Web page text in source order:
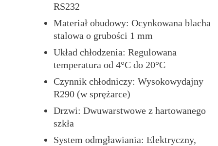
RS232
Materiał obudowy: Ocynkowana blacha
stalowa o grubości 1 mm
Układ chłodzenia: Regulowana
temperatura od 4°C do 20°C
Czynnik chłodniczy: Wysokowydajny
R290 (w sprężarce)
Drzwi: Dwuwarstwowe z hartowanego
szkła
System odmgławiania: Elektryczny,